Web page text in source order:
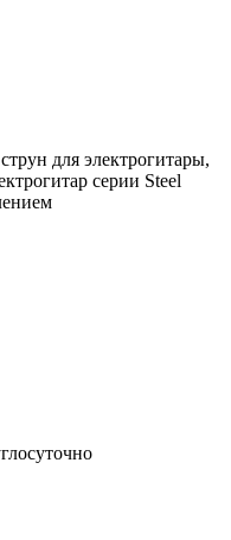
для электрогитары,
серии Steel